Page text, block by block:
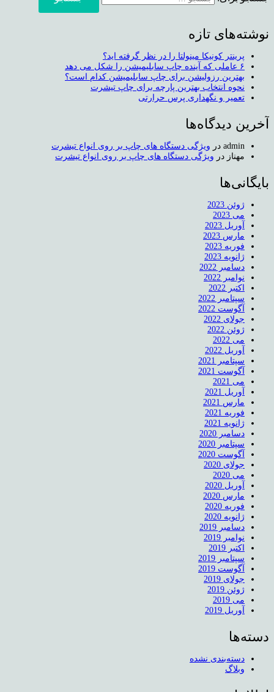
نوشته‌های تازه
پرینتر کونیکا مینولتا را در نظر گرفته اید؟
۶ عاملی که آینده چاپ سابلیمیشن را شکل می دهد
بهترین رزولیشن برای چاپ سابلیمیشن کدام است؟
نحوه انتخاب بهترین پارچه برای چاپ تیشرت
تعمیر و نگهداری پرس حرارتی
آخرین دیدگاه‌ها
admin در ویژگی دستگاه های چاپ بر روی انواع تیشرت
مهناز در ویژگی دستگاه های چاپ بر روی انواع تیشرت
بایگانی‌ها
ژوئن 2023
می 2023
آوریل 2023
مارس 2023
فوریه 2023
ژانویه 2023
دسامبر 2022
نوامبر 2022
اکتبر 2022
سپتامبر 2022
آگوست 2022
جولای 2022
ژوئن 2022
می 2022
آوریل 2022
سپتامبر 2021
آگوست 2021
می 2021
آوریل 2021
مارس 2021
فوریه 2021
ژانویه 2021
دسامبر 2020
سپتامبر 2020
آگوست 2020
جولای 2020
می 2020
آوریل 2020
مارس 2020
فوریه 2020
ژانویه 2020
دسامبر 2019
نوامبر 2019
اکتبر 2019
سپتامبر 2019
آگوست 2019
جولای 2019
ژوئن 2019
می 2019
آوریل 2019
دسته‌ها
دسته‌بندی نشده
وبلاگ